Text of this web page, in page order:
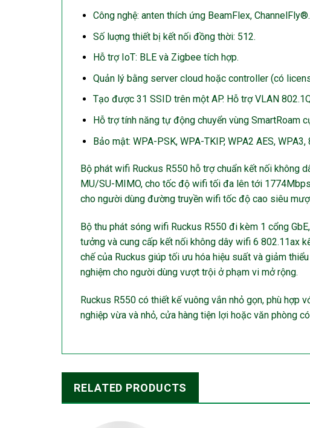
Công nghệ: anten thích ứng BeamFlex, ChannelFly®.
Số luợng thiết bị kết nối đồng thời: 512.
Hỗ trợ IoT: BLE và Zigbee tích hợp.
Quản lý bằng server cloud hoặc controller (có
Tạo được 31 SSID trên một AP. Hỗ trợ VLAN
Hỗ trợ tính năng tự động chuyển vùng SmartRoam
Bảo mật: WPA-PSK, WPA-TKIP, WPA2 AES,
Bộ phát wifi Ruckus R550 hỗ trợ chuẩn kết nối không
MU/SU-MIMO, cho tốc độ wifi tối đa lên tới
cho người dùng đường truyền wifi tốc độ cao siêu
Bộ thu phát sóng wifi Ruckus R550 đi kèm 1 cổng
tưởng và cung cấp kết nối không dây wifi 6 802.11ax
chế của Ruckus giúp tối ưu hóa hiệu suất và giảm
nghiệm cho người dùng vượt trội ở phạm vi mở rộng.
Ruckus R550 có thiết kế vuông vắn nhỏ gọn, phù hợp
nghiệp vừa và nhỏ, cửa hàng tiện lợi hoặc văn phòng
RELATED PRODUCTS